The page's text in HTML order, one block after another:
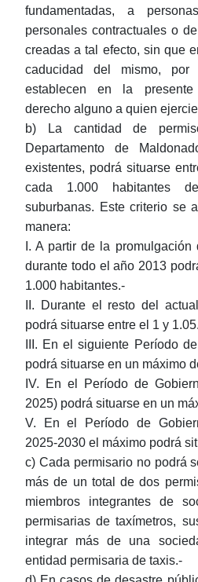
fundamentadas, a
personales contractuales o
creadas a tal efecto, sin que
caducidad del mismo,
establecen en la presente
derecho alguno a quien
b) La cantidad de
Departamento de
existentes, podrá situarse
cada 1.000 habitantes
suburbanas. Este criterio se
manera:
I. A partir de la
durante todo el año 2013
1.000 habitantes.-
II. Durante el resto del
podrá situarse entre el 1 y
III. En el siguiente Período
podrá situarse en un máximo
IV. En el Período de
2025) podrá situarse en un
V. En el Período de
2025-2030 el máximo podrá
c) Cada permisario no podrá
más de un total de dos
miembros integrantes de
permisarias de taxímetros,
integrar más de una
entidad permisaria de taxis.-